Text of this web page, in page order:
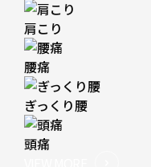
肩こり
腰痛
ぎっくり腰
頭痛